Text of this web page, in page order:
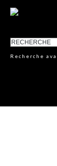
Recherche